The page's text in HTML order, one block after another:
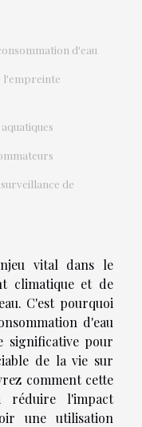
d'eau
l'empreinte
de
vital dans le
climatique et de
C'est pourquoi
d'eau
significative pour
de la vie sur
comment cette
réduire l'impact
une utilisation